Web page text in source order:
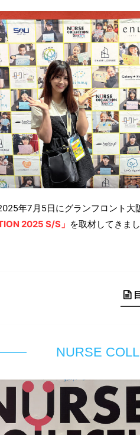
年7月5日にグランフロント大
2025 S/S」 を取材してきま
NURSE